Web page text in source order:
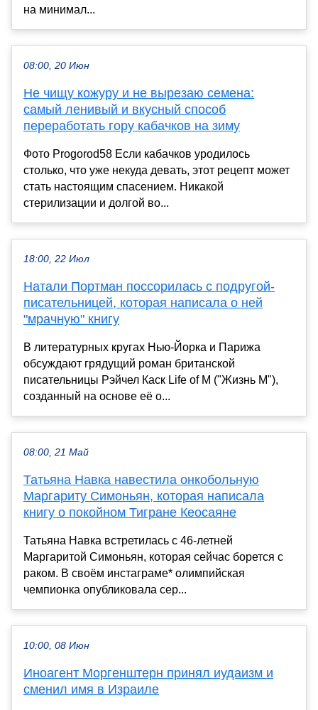
на минимал...
08:00, 20 Июн
Не чищу кожуру и не вырезаю семена:
самый ленивый и вкусный способ
переработать гору кабачков на зиму
Фото Progorod58 Если кабачков уродилось
столько, что уже некуда девать, этот рецепт может
стать настоящим спасением. Никакой
стерилизации и долгой во...
18:00, 22 Июл
Натали Портман поссорилась с подругой-
писательницей, которая написала о ней
"мрачную" книгу
В литературных кругах Нью-Йорка и Парижа
обсуждают грядущий роман британской
писательницы Рэйчел Каск Life of M ("Жизнь М"),
созданный на основе её о...
08:00, 21 Май
Татьяна Навка навестила онкобольную
Маргариту Симоньян, которая написала
книгу о покойном Тигране Кеосаяне
Татьяна Навка встретилась с 46-летней
Маргаритой Симоньян, которая сейчас борется с
раком. В своём инстаграме* олимпийская
чемпионка опубликовала сер...
10:00, 08 Июн
Иноагент Моргенштерн принял иудаизм и
сменил имя в Израиле